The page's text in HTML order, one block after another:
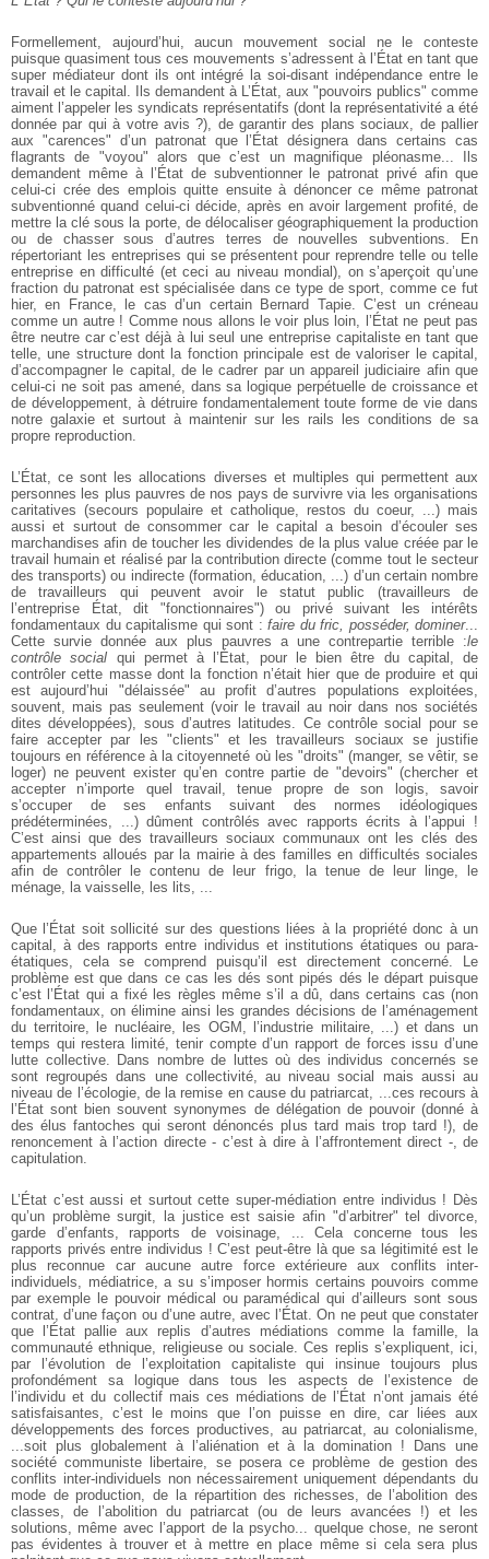
Formellement, aujourd’hui, aucun mouvement social ne le conteste
puisque quasiment tous ces mouvements s’adressent à l’État en tant que
super médiateur dont ils ont intégré la soi-disant indépendance entre le
travail et le capital. Ils demandent à L’État, aux "pouvoirs publics" comme
aiment l’appeler les syndicats représentatifs (dont la représentativité a été
donnée par qui à votre avis ?), de garantir des plans sociaux, de pallier
aux "carences" d’un patronat que l’État désignera dans certains cas
flagrants de "voyou" alors que c’est un magnifique pléonasme... Ils
demandent même à l’État de subventionner le patronat privé afin que
celui-ci crée des emplois quitte ensuite à dénoncer ce même patronat
subventionné quand celui-ci décide, après en avoir largement profité, de
mettre la clé sous la porte, de délocaliser géographiquement la production
ou de chasser sous d’autres terres de nouvelles subventions. En
répertoriant les entreprises qui se présentent pour reprendre telle ou telle
entreprise en difficulté (et ceci au niveau mondial), on s’aperçoit qu’une
fraction du patronat est spécialisée dans ce type de sport, comme ce fut
hier, en France, le cas d’un certain Bernard Tapie. C’est un créneau
comme un autre ! Comme nous allons le voir plus loin, l’État ne peut pas
être neutre car c’est déjà à lui seul une entreprise capitaliste en tant que
telle, une structure dont la fonction principale est de valoriser le capital,
d’accompagner le capital, de le cadrer par un appareil judiciaire afin que
celui-ci ne soit pas amené, dans sa logique perpétuelle de croissance et
de développement, à détruire fondamentalement toute forme de vie dans
notre galaxie et surtout à maintenir sur les rails les conditions de sa
propre reproduction.
L’État, ce sont les allocations diverses et multiples qui permettent aux
personnes les plus pauvres de nos pays de survivre via les organisations
caritatives (secours populaire et catholique, restos du coeur, ...) mais
aussi et surtout de consommer car le capital a besoin d’écouler ses
marchandises afin de toucher les dividendes de la plus value créée par le
travail humain et réalisé par la contribution directe (comme tout le secteur
des transports) ou indirecte (formation, éducation, ...) d’un certain nombre
de travailleurs qui peuvent avoir le statut public (travailleurs de
l’entreprise État, dit "fonctionnaires") ou privé suivant les intérêts
fondamentaux du capitalisme qui sont : faire du fric, posséder, dominer...
Cette survie donnée aux plus pauvres a une contrepartie terrible :le
contrôle social qui permet à l’État, pour le bien être du capital, de
contrôler cette masse dont la fonction n’était hier que de produire et qui
est aujourd’hui "délaissée" au profit d’autres populations exploitées,
souvent, mais pas seulement (voir le travail au noir dans nos sociétés
dites développées), sous d’autres latitudes. Ce contrôle social pour se
faire accepter par les "clients" et les travailleurs sociaux se justifie
toujours en référence à la citoyenneté où les "droits" (manger, se vêtir, se
loger) ne peuvent exister qu’en contre partie de "devoirs" (chercher et
accepter n’importe quel travail, tenue propre de son logis, savoir
s’occuper de ses enfants suivant des normes idéologiques
prédéterminées, ...) dûment contrôlés avec rapports écrits à l’appui !
C’est ainsi que des travailleurs sociaux communaux ont les clés des
appartements alloués par la mairie à des familles en difficultés sociales
afin de contrôler le contenu de leur frigo, la tenue de leur linge, le
ménage, la vaisselle, les lits, ...
Que l’État soit sollicité sur des questions liées à la propriété donc à un
capital, à des rapports entre individus et institutions étatiques ou para-
étatiques, cela se comprend puisqu’il est directement concerné. Le
problème est que dans ce cas les dés sont pipés dés le départ puisque
c’est l’État qui a fixé les règles même s’il a dû, dans certains cas (non
fondamentaux, on élimine ainsi les grandes décisions de l’aménagement
du territoire, le nucléaire, les OGM, l’industrie militaire, ...) et dans un
temps qui restera limité, tenir compte d’un rapport de forces issu d’une
lutte collective. Dans nombre de luttes où des individus concernés se
sont regroupés dans une collectivité, au niveau social mais aussi au
niveau de l’écologie, de la remise en cause du patriarcat, ...ces recours à
l’État sont bien souvent synonymes de délégation de pouvoir (donné à
des élus fantoches qui seront dénoncés plus tard mais trop tard !), de
renoncement à l’action directe - c’est à dire à l’affrontement direct -, de
capitulation.
L’État c’est aussi et surtout cette super-médiation entre individus ! Dès
qu’un problème surgit, la justice est saisie afin "d’arbitrer" tel divorce,
garde d’enfants, rapports de voisinage, ... Cela concerne tous les
rapports privés entre individus ! C’est peut-être là que sa légitimité est le
plus reconnue car aucune autre force extérieure aux conflits inter-
individuels, médiatrice, a su s’imposer hormis certains pouvoirs comme
par exemple le pouvoir médical ou paramédical qui d’ailleurs sont sous
contrat, d’une façon ou d’une autre, avec l’État. On ne peut que constater
que l’État pallie aux replis d’autres médiations comme la famille, la
communauté ethnique, religieuse ou sociale. Ces replis s’expliquent, ici,
par l’évolution de l’exploitation capitaliste qui insinue toujours plus
profondément sa logique dans tous les aspects de l’existence de
l’individu et du collectif mais ces médiations de l’État n’ont jamais été
satisfaisantes, c’est le moins que l’on puisse en dire, car liées aux
développements des forces productives, au patriarcat, au colonialisme,
...soit plus globalement à l’aliénation et à la domination ! Dans une
société communiste libertaire, se posera ce problème de gestion des
conflits inter-individuels non nécessairement uniquement dépendants du
mode de production, de la répartition des richesses, de l’abolition des
classes, de l’abolition du patriarcat (ou de leurs avancées !) et les
solutions, même avec l’apport de la psycho... quelque chose, ne seront
pas évidentes à trouver et à mettre en place même si cela sera plus